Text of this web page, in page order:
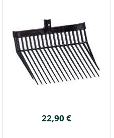
22,90 €